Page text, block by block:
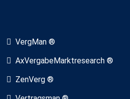
VergMan ®
AxVergabeMarktresearch ®
ZenVerg ®